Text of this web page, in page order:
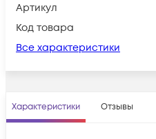
Артикул
Код товара
Все характеристики
Характеристики Отзывы